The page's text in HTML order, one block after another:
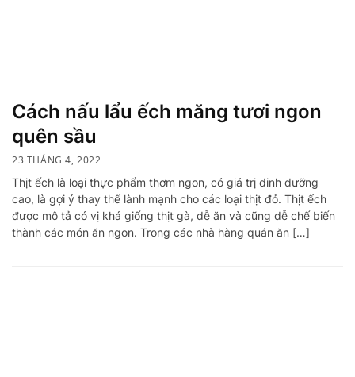
Cách nấu lẩu ếch măng tươi ngon
quên sầu
23 THÁNG 4, 2022
Thịt ếch là loại thực phẩm thơm ngon, có giá trị dinh dưỡng
cao, là gợi ý thay thế lành mạnh cho các loại thịt đỏ. Thịt ếch
được mô tả có vị khá giống thịt gà, dễ ăn và cũng dễ chế biến
thành các món ăn ngon. Trong các nhà hàng quán ăn […]